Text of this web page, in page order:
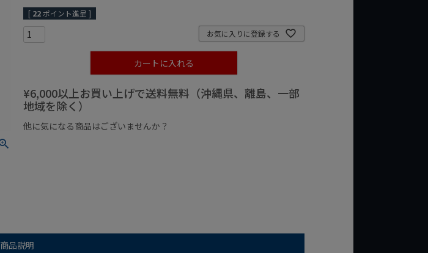
[ 22ポイント進呈 ]
お気に入りに登録する
カートに入れる
¥6,000以上お買い上げで送料無料（沖縄県、離島、一部
地域を除く）
他に気になる商品はございませんか？
商品説明